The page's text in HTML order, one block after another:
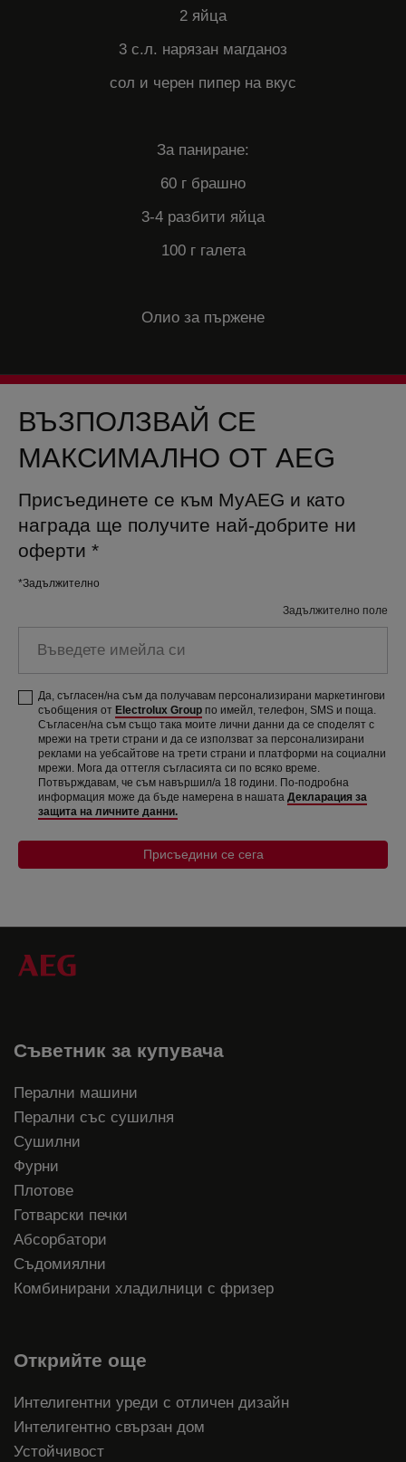
2 яйца
3 с.л. нарязан магданоз
сол и черен пипер на вкус
За паниране:
60 г брашно
3-4 разбити яйца
100 г галета
Олио за пържене
ВЪЗПОЛЗВАЙ СЕ
МАКСИМАЛНО ОТ AEG
Присъединете се към MyAEG и като
награда ще получите най-добрите ни
оферти *
*Задължително
Задължително поле
имейла
си
Да, съгласен/на съм да получавам персонализирани маркетингови
съобщения от Electrolux Group по имейл, телефон, SMS и поща.
Съгласен/на съм също така моите лични данни да се споделят с
мрежи на трети страни и да се използват за персонализирани
реклами на уебсайтове на трети страни и платформи на социални
мрежи. Мога да оттегля съгласията си по всяко време.
Потвърждавам, че съм навършил/а 18 години. По-подробна
информация може да бъде намерена в нашата Декларация за
защита на личните данни.
Присъедини се сега
Съветник за купувача
Перални машини
Перални със сушилня
Сушилни
Фурни
Плотове
Готварски печки
Абсорбатори
Съдомиялни
Комбинирани хладилници с фризер
Открийте още
Интелигентни уреди с отличен дизайн
Интелигентно свързан дом
Устойчивост